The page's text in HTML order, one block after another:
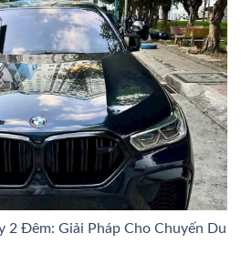
2 Đêm: Giải Pháp Cho Chuyến Du